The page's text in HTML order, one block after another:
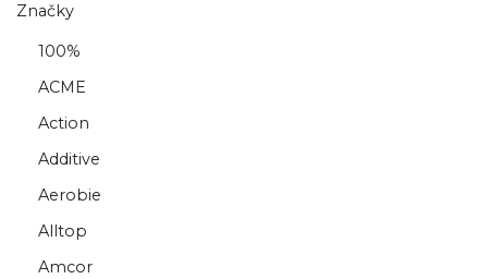
Značky
100%
ACME
Action
Additive
Aerobie
Alltop
Amcor